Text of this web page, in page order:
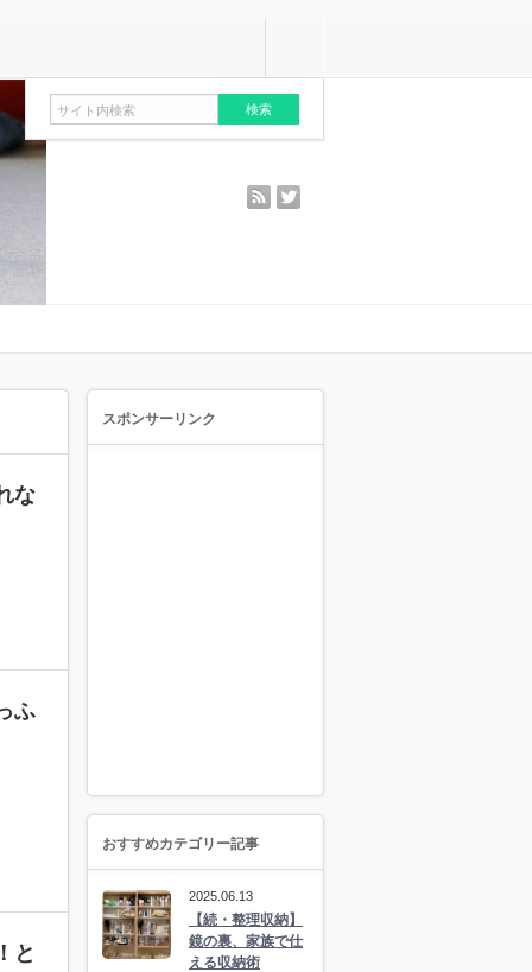
rss
な
ふ
と
スポンサーリンク
おすすめカテゴリー記事
2025.06.13
【続・整理収納】
鏡の裏、家族で仕
える収納術